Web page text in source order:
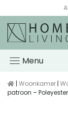
Menu
| Woonkamer |
patroon –